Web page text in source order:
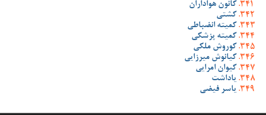
کانون هواداران
کشتی
کمیته انضباطی
کمیته پزشکی
کوروش ملکی
کیانوش میرزایی
کیوان امرایی
یاداشت
یاسر فیضی